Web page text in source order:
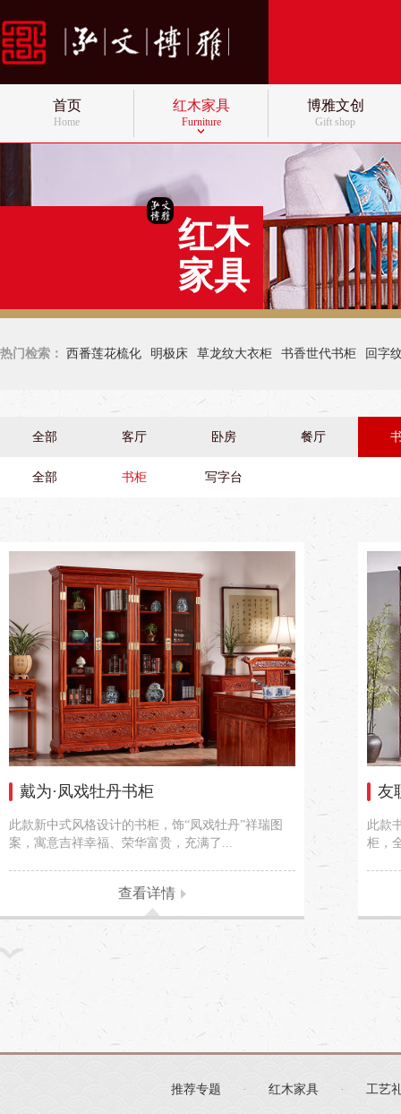
首页
Home
红木家具
Furniture
博雅文创
Gift shop
红木
家具
热门检索： 西番莲花梳化 明极床 草龙纹大衣柜 书香世代书柜 回字
全部 客厅 卧房 餐厅
全部 书柜 写字台
戴为·凤戏牡丹书柜
此款新中式风格设计的书柜，饰“凤戏牡丹”祥瑞图
案，寓意吉祥幸福、荣华富贵，充满了...
查看详情
友
此款
柜，
推荐专题 · 红木家具 · 工艺